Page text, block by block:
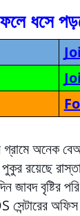
ধসে
গ্রামে অনেক
রয়েছে
জাবদ বৃষ্টির
সেন্টারের